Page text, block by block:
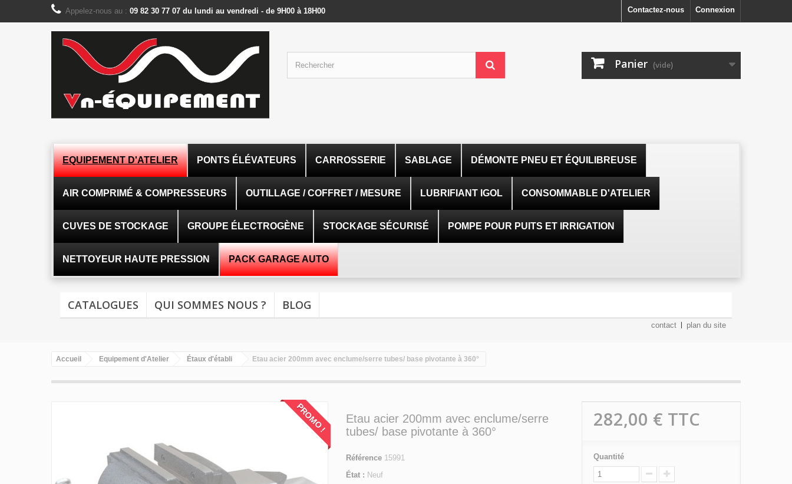
Panneau de gestion des cookies
Connexion
Contactez-nous
Appelez-nous au : 09 82 30 77 07 du lundi au vendredi - de 9H00 à 18H00
Panier (vide)
EQUIPEMENT D'ATELIER PONTS ÉLÉVATEURS CARROSSERIE SABLAGE DÉMONTE PNEU ET ÉQUILIBREUSE
AIR COMPRIMÉ & COMPRESSEURS OUTILLAGE / COFFRET / MESURE LUBRIFIANT IGOL CONSOMMABLE D'ATELIER
CUVES DE STOCKAGE GROUPE ÉLECTROGÈNE STOCKAGE SÉCURISÉ POMPE POUR PUITS ET IRRIGATION
NETTOYEUR HAUTE PRESSION PACK GARAGE AUTO
CATALOGUES QUI SOMMES NOUS ? BLOG
contact plan du site
Accueil Equipement d'Atelier Étaux d'établi Etau acier 200mm avec enclume/serre tubes/ base pivotante à 360°
PROMO !
Etau acier 200mm avec enclume/serre
tubes/ base pivotante à 360°
Référence 15991
État : Neuf
282,00 € TTC
Quantité